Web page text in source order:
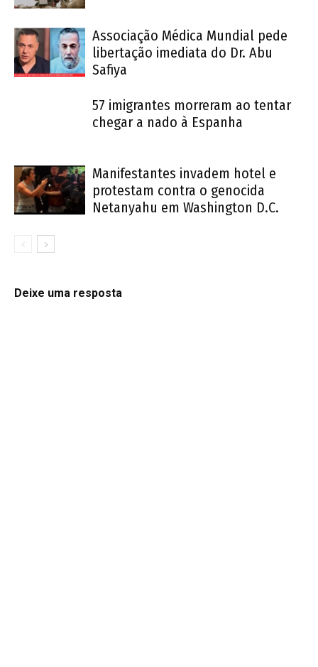
Associação Médica Mundial pede
libertação imediata do Dr. Abu
Safiya
57 imigrantes morreram ao tentar
chegar a nado à Espanha
Manifestantes invadem hotel e
protestam contra o genocida
Netanyahu em Washington D.C.
Deixe uma resposta